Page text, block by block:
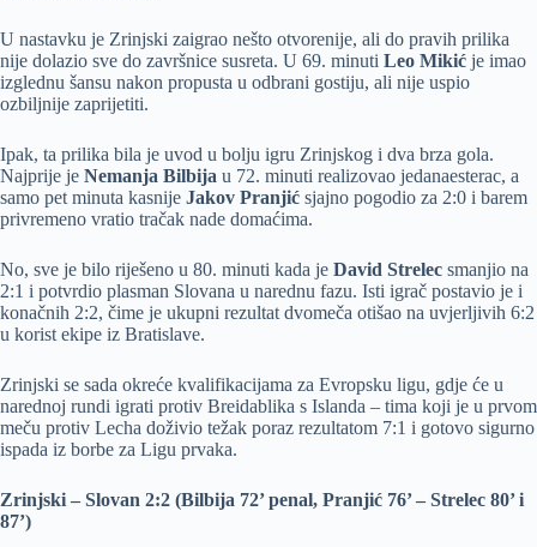
U nastavku je Zrinjski zaigrao nešto otvorenije, ali do pravih prilika
nije dolazio sve do završnice susreta. U 69. minuti Leo Mikić je imao
izglednu šansu nakon propusta u odbrani gostiju, ali nije uspio
ozbiljnije zaprijetiti.
Ipak, ta prilika bila je uvod u bolju igru Zrinjskog i dva brza gola.
Najprije je Nemanja Bilbija u 72. minuti realizovao jedanaesterac, a
samo pet minuta kasnije Jakov Pranjić sjajno pogodio za 2:0 i barem
privremeno vratio tračak nade domaćima.
No, sve je bilo riješeno u 80. minuti kada je David Strelec smanjio na
2:1 i potvrdio plasman Slovana u narednu fazu. Isti igrač postavio je i
konačnih 2:2, čime je ukupni rezultat dvomeča otišao na uvjerljivih 6:2
u korist ekipe iz Bratislave.
Zrinjski se sada okreće kvalifikacijama za Evropsku ligu, gdje će u
narednoj rundi igrati protiv Breidablika s Islanda – tima koji je u prvom
meču protiv Lecha doživio težak poraz rezultatom 7:1 i gotovo sigurno
ispada iz borbe za Ligu prvaka.
Zrinjski – Slovan 2:2 (Bilbija 72’ penal, Pranjić 76’ – Strelec 80’ i
87’)